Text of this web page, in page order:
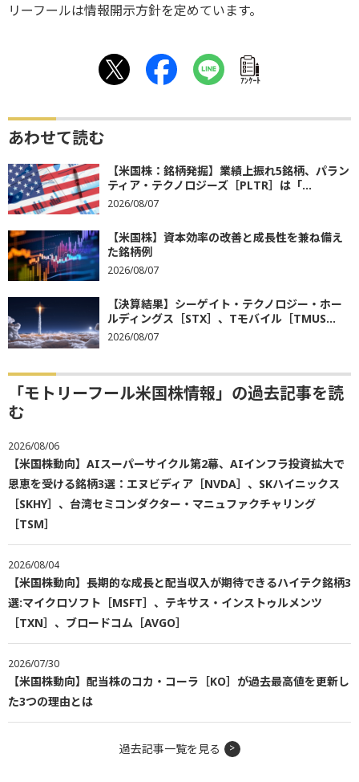
リーフールは情報開示方針を定めています。
ｱﾝｹｰﾄ
あわせて読む
【米国株：銘柄発掘】業績上振れ5銘柄、パラン
ティア・テクノロジーズ［PLTR］は「...
2026/08/07
【米国株】資本効率の改善と成長性を兼ね備え
た銘柄例
2026/08/07
【決算結果】シーゲイト・テクノロジー・ホー
ルディングス［STX］、Tモバイル［TMUS...
2026/08/07
「モトリーフール米国株情報」の過去記事を読
む
2026/08/06
【米国株動向】AIスーパーサイクル第2幕、AIインフラ投資拡大で
恩恵を受ける銘柄3選：エヌビディア［NVDA］、SKハイニックス
［SKHY］、台湾セミコンダクター・マニュファクチャリング
［TSM］
2026/08/04
【米国株動向】長期的な成長と配当収入が期待できるハイテク銘柄3
選:マイクロソフト［MSFT］、テキサス・インストゥルメンツ
［TXN］、ブロードコム［AVGO］
2026/07/30
【米国株動向】配当株のコカ・コーラ［KO］が過去最高値を更新し
た3つの理由とは
過去記事一覧を見る